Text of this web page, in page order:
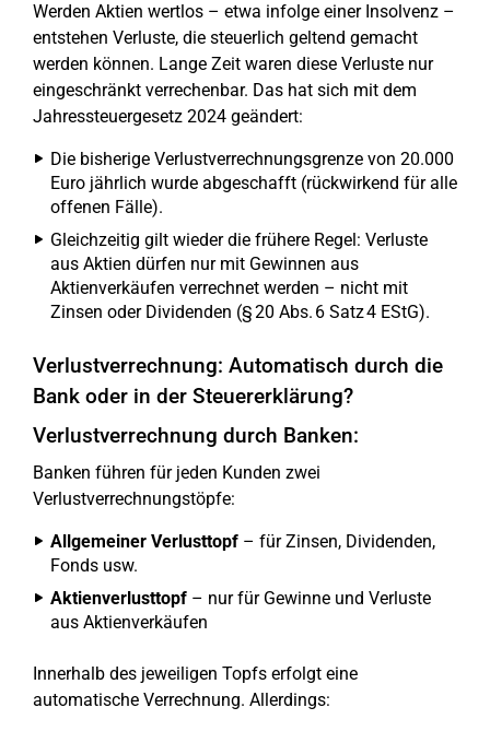
Werden Aktien wertlos – etwa infolge einer Insolvenz –
entstehen Verluste, die steuerlich geltend gemacht
werden können. Lange Zeit waren diese Verluste nur
eingeschränkt verrechenbar. Das hat sich mit dem
Jahressteuergesetz 2024 geändert:
Die bisherige Verlustverrechnungsgrenze von 20.000
Euro jährlich wurde abgeschafft (rückwirkend für alle
offenen Fälle).
Gleichzeitig gilt wieder die frühere Regel: Verluste
aus Aktien dürfen nur mit Gewinnen aus
Aktienverkäufen verrechnet werden – nicht mit
Zinsen oder Dividenden (§ 20 Abs. 6 Satz 4 EStG).
Verlustverrechnung: Automatisch durch die
Bank oder in der Steuererklärung?
Verlustverrechnung durch Banken:
Banken führen für jeden Kunden zwei
Verlustverrechnungstöpfe:
Allgemeiner Verlusttopf – für Zinsen, Dividenden,
Fonds usw.
Aktienverlusttopf – nur für Gewinne und Verluste
aus Aktienverkäufen
Innerhalb des jeweiligen Topfs erfolgt eine
automatische Verrechnung. Allerdings: